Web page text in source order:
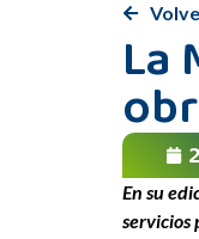
La
En su
servicios